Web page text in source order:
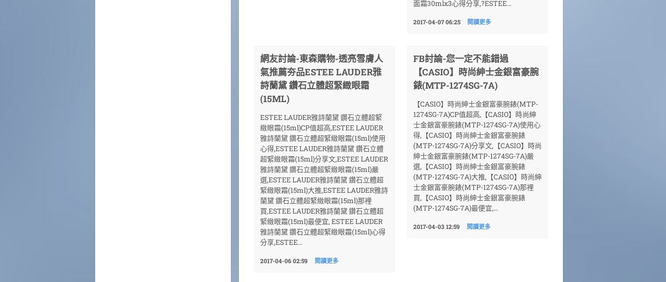
面霜30mlx3心得分享,?ESTEE...
2017-04-07 06:25 閱讀更多
網友討論-東森購物-透亮雪膚人
氣推薦夯品ESTEE LAUDER雅
詩蘭黛 鑽石立體超緊緻眼霜
(15ML)
ESTEE LAUDER雅詩蘭黛 鑽石立體超緊
緻眼霜(15ml)CP值超高,ESTEE LAUDER
雅詩蘭黛 鑽石立體超緊緻眼霜(15ml)使用
心得,ESTEE LAUDER雅詩蘭黛 鑽石立體
超緊緻眼霜(15ml)分享文,ESTEE LAUDER
雅詩蘭黛 鑽石立體超緊緻眼霜(15ml)嚴
選,ESTEE LAUDER雅詩蘭黛 鑽石立體超
緊緻眼霜(15ml)大推,ESTEE LAUDER雅詩
蘭黛 鑽石立體超緊緻眼霜(15ml)那裡
買,ESTEE LAUDER雅詩蘭黛 鑽石立體超
緊緻眼霜(15ml)最便宜, ESTEE LAUDER
雅詩蘭黛 鑽石立體超緊緻眼霜(15ml)心得
分享,ESTEE...
2017-04-06 02:59 閱讀更多
FB討論-您一定不能錯過
【CASIO】時尚紳士金銀富豪腕
錶(MTP-1274SG-7A)
【CASIO】時尚紳士金銀富豪腕錶(MTP-
1274SG-7A)CP值超高,【CASIO】時尚紳
士金銀富豪腕錶(MTP-1274SG-7A)使用心
得,【CASIO】時尚紳士金銀富豪腕錶
(MTP-1274SG-7A)分享文,【CASIO】時尚
紳士金銀富豪腕錶(MTP-1274SG-7A)嚴
選,【CASIO】時尚紳士金銀富豪腕錶
(MTP-1274SG-7A)大推,【CASIO】時尚紳
士金銀富豪腕錶(MTP-1274SG-7A)那裡
買,【CASIO】時尚紳士金銀富豪腕錶
(MTP-1274SG-7A)最便宜,...
2017-04-03 12:59 閱讀更多